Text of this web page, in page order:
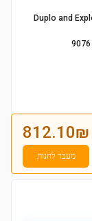
Duplo and
9076
812.10₪
מעבר לחנות